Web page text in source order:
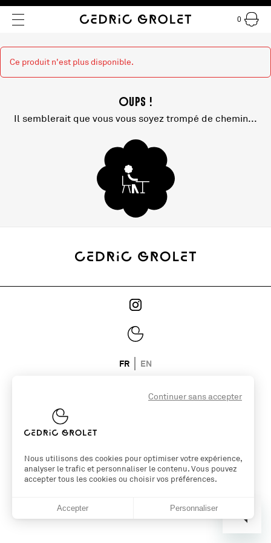
0
Ce produit n'est plus disponible.
Oups !
Il semblerait que vous vous soyez trompé de chemin...
FR EN
Continuer sans accepter
Nous utilisons des cookies pour optimiser votre expérience,
analyser le trafic et personnaliser le contenu. Vous pouvez
accepter tous les cookies ou choisir vos préférences.
Accepter Personnaliser